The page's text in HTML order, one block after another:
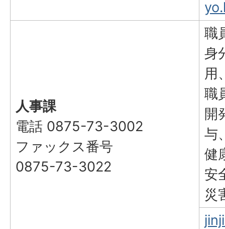
人事課
電話 0875-73-3002
ファックス番号
0875-73-3022
職
身
用
職
開
与
健
安
災